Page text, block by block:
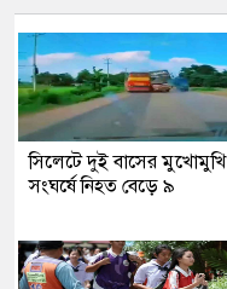
সিলেটে দুই বাসের মুখোমুখি
সংঘর্ষে নিহত বেড়ে ৯